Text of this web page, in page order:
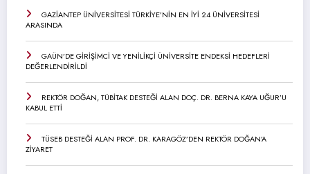
GAZİANTEP ÜNİVERSİTESİ TÜRKİYE’NİN EN İYİ 24 ÜNİVERSİTESİ
ARASINDA
GAÜN’DE GİRİŞİMCİ VE YENİLİKÇİ ÜNİVERSİTE ENDEKSİ HEDEFLERİ
DEĞERLENDİRİLDİ
REKTÖR DOĞAN, TÜBİTAK DESTEĞİ ALAN DOÇ. DR. BERNA KAYA UĞUR’U
KABUL ETTİ
TÜSEB DESTEĞİ ALAN PROF. DR. KARAGÖZ’DEN REKTÖR DOĞAN’A
ZİYARET